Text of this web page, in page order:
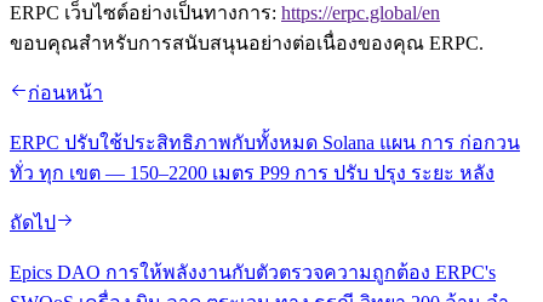
ERPC เว็บไซต์อย่างเป็นทางการ: https://erpc.global/en
ขอบคุณสําหรับการสนับสนุนอย่างต่อเนื่องของคุณ ERPC.
ก่อนหน้า
ERPC ปรับใช้ประสิทธิภาพกับทั้งหมด Solana แผน การ ก่อกวน
ทั่ว ทุก เขต — 150–2200 เมตร P99 การ ปรับ ปรุง ระยะ หลัง
ถัดไป
Epics DAO การให้พลังงานกับตัวตรวจความถูกต้อง ERPC's